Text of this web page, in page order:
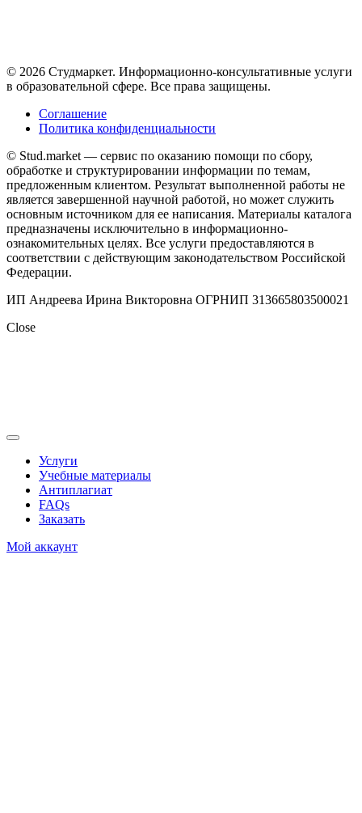
© 2026 Студмаркет. Информационно-консультативные услуги
в образовательной сфере. Все права защищены.
Соглашение
Политика конфиденциальности
© Stud.market — сервис по оказанию помощи по сбору,
обработке и структурировании информации по темам,
предложенным клиентом. Результат выполненной работы не
является завершенной научной работой, но может служить
основным источником для ее написания. Материалы каталога
предназначены исключительно в информационно-
ознакомительных целях. Все услуги предоставляются в
соответствии с действующим законодательством Российской
Федерации.
ИП Андреева Ирина Викторовна ОГРНИП 313665803500021
Close
Услуги
Учебные материалы
Антиплагиат
FAQs
Заказать
Мой аккаунт